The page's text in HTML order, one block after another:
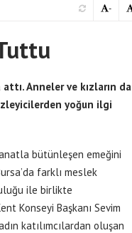
-
Anneler ve kızların da
yoğun ilgi
bütünleşen emeğini
farklı meslek
ile birlikte
Konseyi Başkanı Sevim
katılımcılardan oluşan